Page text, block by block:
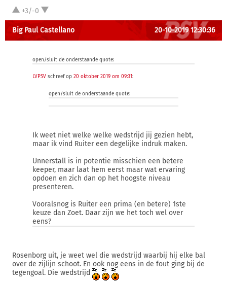
+3/-0
Big Paul Castellano 20-10-2019 12:30:36
open/sluit de onderstaande quote:
LVPSV schreef op 20 oktober 2019 om 09:31:
open/sluit de onderstaande quote:
Ik weet niet welke welke wedstrijd jij gezien hebt,
maar ik vind Ruiter een degelijke indruk maken.
Unnerstall is in potentie misschien een betere
keeper, maar laat hem eerst maar wat ervaring
opdoen en zich dan op het hoogste niveau
presenteren.
Vooralsnog is Ruiter een prima (en betere) 1ste
keuze dan Zoet. Daar zijn we het toch wel over
eens?
Rosenborg uit, je weet wel die wedstrijd waarbij hij elke bal
over de zijlijn schoot. En ook nog eens in de fout ging bij de
tegengoal. Die wedstrijd